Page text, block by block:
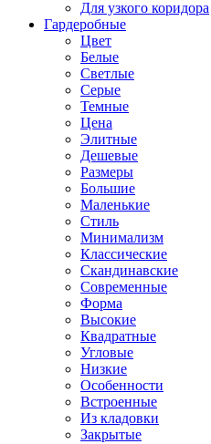
Для узкого коридора
Гардеробные
Цвет
Белые
Светлые
Серые
Темные
Цена
Элитные
Дешевые
Размеры
Большие
Маленькие
Стиль
Минимализм
Классические
Скандинавские
Современные
Форма
Высокие
Квадратные
Угловые
Низкие
Особенности
Встроенные
Из кладовки
Закрытые